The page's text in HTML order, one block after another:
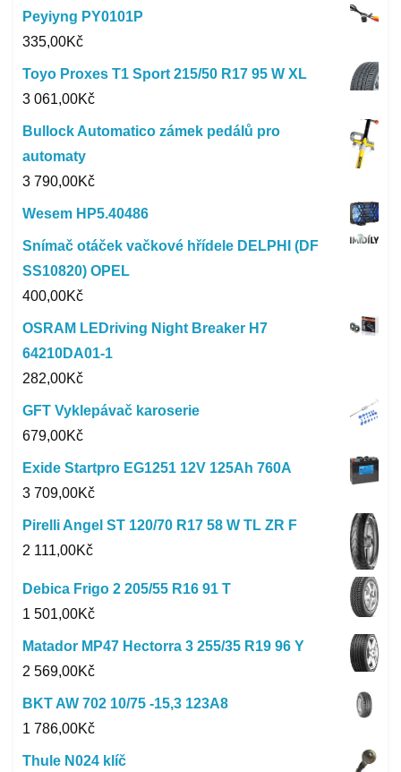
Peyiyng PY0101P
335,00Kč
Toyo Proxes T1 Sport 215/50 R17 95 W XL
3 061,00Kč
Bullock Automatico zámek pedálů pro
automaty
3 790,00Kč
Wesem HP5.40486
Snímač otáček vačkové hřídele DELPHI (DF
SS10820) OPEL
400,00Kč
OSRAM LEDriving Night Breaker H7
64210DA01-1
282,00Kč
GFT Vyklepávač karoserie
679,00Kč
Exide Startpro EG1251 12V 125Ah 760A
3 709,00Kč
Pirelli Angel ST 120/70 R17 58 W TL ZR F
2 111,00Kč
Debica Frigo 2 205/55 R16 91 T
1 501,00Kč
Matador MP47 Hectorra 3 255/35 R19 96 Y
2 569,00Kč
BKT AW 702 10/75 -15,3 123A8
1 786,00Kč
Thule N024 klíč